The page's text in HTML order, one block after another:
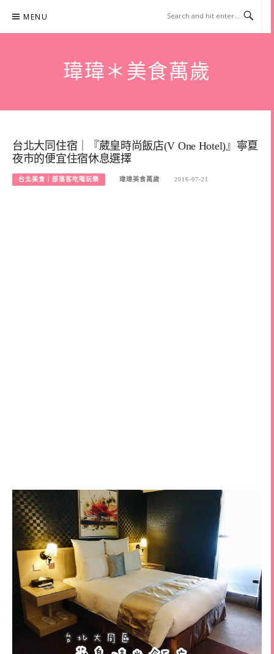
content
MENU
瑋瑋＊美食萬歲
台北大同住宿｜『葳皇時尚飯店(V One Hotel)』寧夏
夜市的便宜住宿休息選擇
台北美食｜部落客吃喝玩樂 瑋瑋美食萬歲 2016-07-21